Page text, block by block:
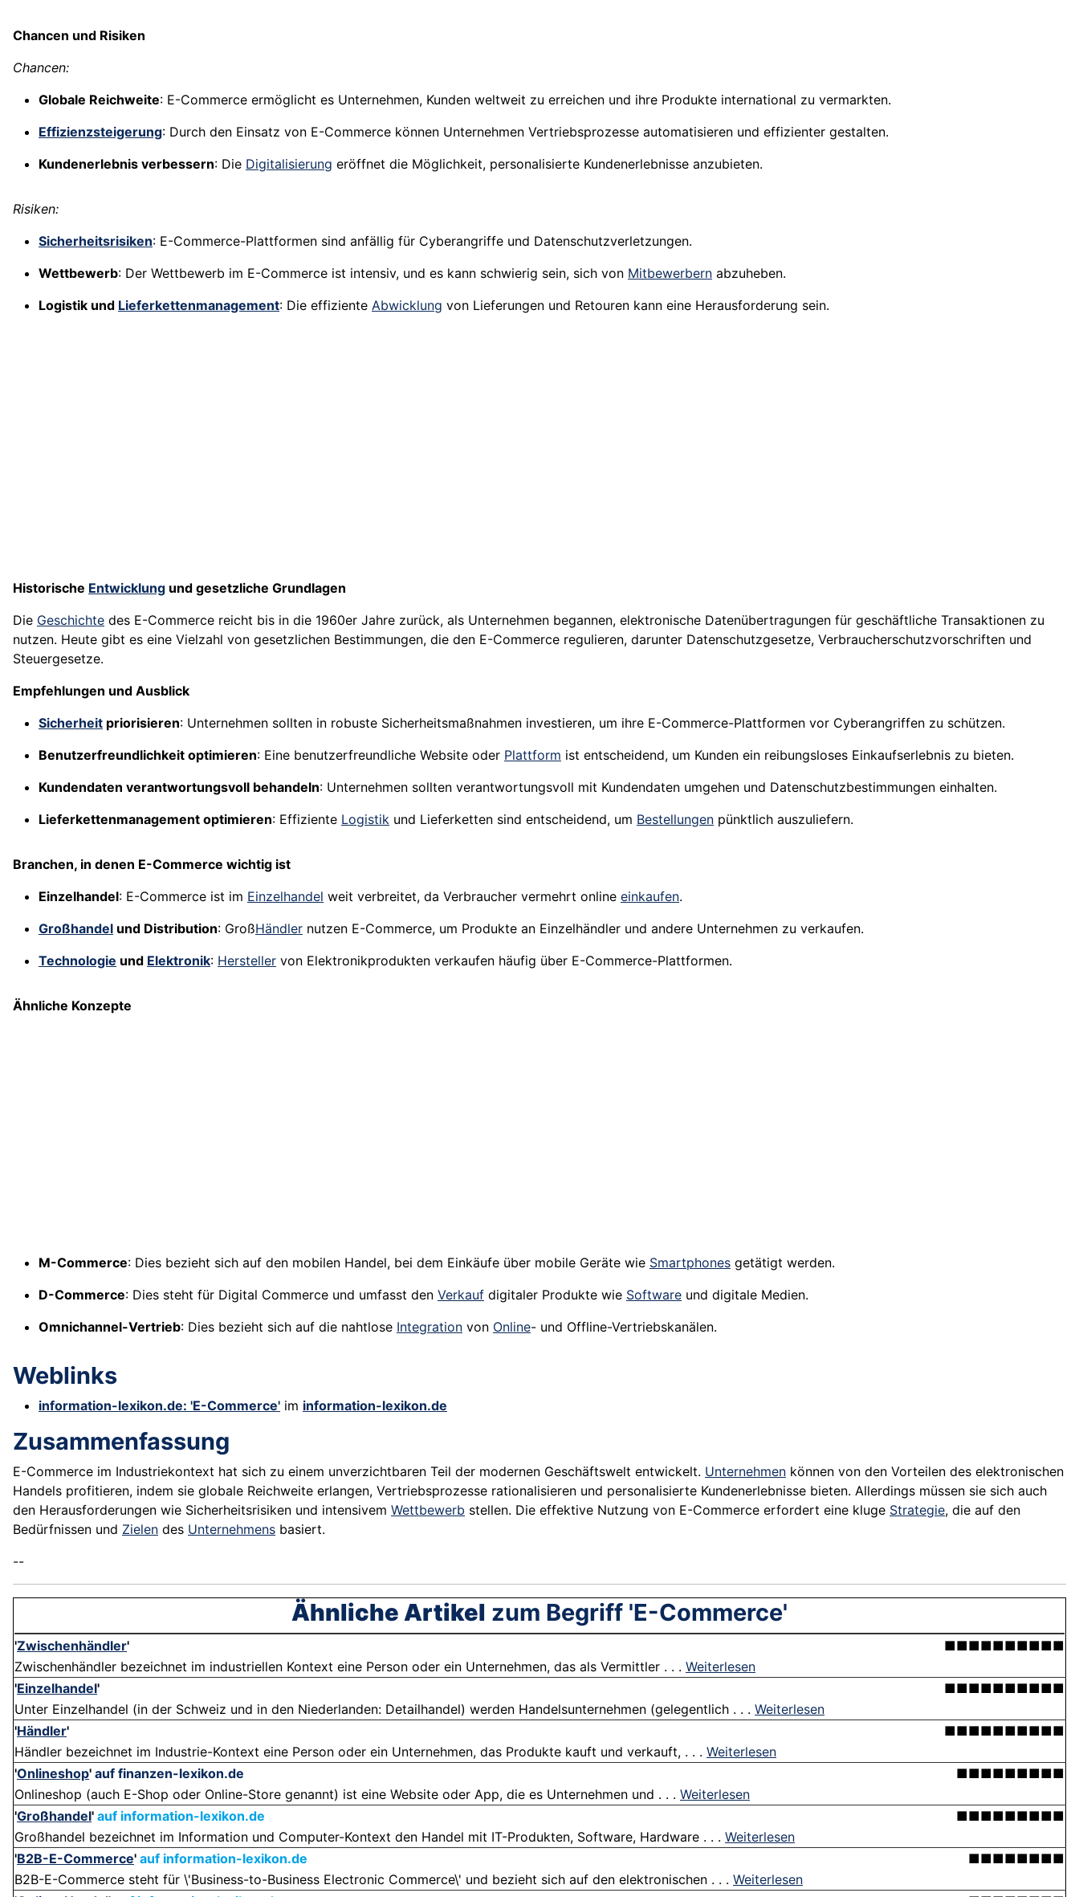
Chancen und Risiken
Chancen:
Globale Reichweite: E-Commerce ermöglicht es Unternehmen, Kunden weltweit zu erreichen und ihre Produkte international zu vermarkten.
Effizienzsteigerung: Durch den Einsatz von E-Commerce können Unternehmen Vertriebsprozesse automatisieren und effizienter gestalten.
Kundenerlebnis verbessern: Die Digitalisierung eröffnet die Möglichkeit, personalisierte Kundenerlebnisse anzubieten.
Risiken:
Sicherheitsrisiken: E-Commerce-Plattformen sind anfällig für Cyberangriffe und Datenschutzverletzungen.
Wettbewerb: Der Wettbewerb im E-Commerce ist intensiv, und es kann schwierig sein, sich von Mitbewerbern abzuheben.
Logistik und Lieferkettenmanagement: Die effiziente Abwicklung von Lieferungen und Retouren kann eine Herausforderung sein.
Historische Entwicklung und gesetzliche Grundlagen
Die Geschichte des E-Commerce reicht bis in die 1960er Jahre zurück, als Unternehmen begannen, elektronische Datenübertragungen für geschäftliche Transaktionen zu
nutzen. Heute gibt es eine Vielzahl von gesetzlichen Bestimmungen, die den E-Commerce regulieren, darunter Datenschutzgesetze, Verbraucherschutzvorschriften und
Steuergesetze.
Empfehlungen und Ausblick
Sicherheit priorisieren: Unternehmen sollten in robuste Sicherheitsmaßnahmen investieren, um ihre E-Commerce-Plattformen vor Cyberangriffen zu schützen.
Benutzerfreundlichkeit optimieren: Eine benutzerfreundliche Website oder Plattform ist entscheidend, um Kunden ein reibungsloses Einkaufserlebnis zu bieten.
Kundendaten verantwortungsvoll behandeln: Unternehmen sollten verantwortungsvoll mit Kundendaten umgehen und Datenschutzbestimmungen einhalten.
Lieferkettenmanagement optimieren: Effiziente Logistik und Lieferketten sind entscheidend, um Bestellungen pünktlich auszuliefern.
Branchen, in denen E-Commerce wichtig ist
Einzelhandel: E-Commerce ist im Einzelhandel weit verbreitet, da Verbraucher vermehrt online einkaufen.
Großhandel und Distribution: GroßHändler nutzen E-Commerce, um Produkte an Einzelhändler und andere Unternehmen zu verkaufen.
Technologie und Elektronik: Hersteller von Elektronikprodukten verkaufen häufig über E-Commerce-Plattformen.
Ähnliche Konzepte
M-Commerce: Dies bezieht sich auf den mobilen Handel, bei dem Einkäufe über mobile Geräte wie Smartphones getätigt werden.
D-Commerce: Dies steht für Digital Commerce und umfasst den Verkauf digitaler Produkte wie Software und digitale Medien.
Omnichannel-Vertrieb: Dies bezieht sich auf die nahtlose Integration von Online- und Offline-Vertriebskanälen.
Weblinks
information-lexikon.de: 'E-Commerce' im information-lexikon.de
Zusammenfassung
E-Commerce im Industriekontext hat sich zu einem unverzichtbaren Teil der modernen Geschäftswelt entwickelt. Unternehmen können von den Vorteilen des elektronischen
Handels profitieren, indem sie globale Reichweite erlangen, Vertriebsprozesse rationalisieren und personalisierte Kundenerlebnisse bieten. Allerdings müssen sie sich auch
den Herausforderungen wie Sicherheitsrisiken und intensivem Wettbewerb stellen. Die effektive Nutzung von E-Commerce erfordert eine kluge Strategie, die auf den
Bedürfnissen und Zielen des Unternehmens basiert.
--
Ähnliche Artikel zum Begriff 'E-Commerce'
'Zwischenhändler'
■■■■■■■■■■
Zwischenhändler bezeichnet im industriellen Kontext eine Person oder ein Unternehmen, das als Vermittler . . . Weiterlesen
'Einzelhandel'
■■■■■■■■■■
Unter Einzelhandel (in der Schweiz und in den Niederlanden: Detailhandel) werden Handelsunternehmen (gelegentlich . . . Weiterlesen
'Händler'
■■■■■■■■■■
Händler bezeichnet im Industrie-Kontext eine Person oder ein Unternehmen, das Produkte kauft und verkauft, . . . Weiterlesen
'Onlineshop' auf finanzen-lexikon.de
■■■■■■■■■
Onlineshop (auch E-Shop oder Online-Store genannt) ist eine Website oder App, die es Unternehmen und . . . Weiterlesen
'Großhandel' auf information-lexikon.de
■■■■■■■■■
Großhandel bezeichnet im Information und Computer-Kontext den Handel mit IT-Produkten, Software, Hardware . . . Weiterlesen
'B2B-E-Commerce' auf information-lexikon.de
■■■■■■■■
B2B-E-Commerce steht für \'Business-to-Business Electronic Commerce\' und bezieht sich auf den elektronischen . . . Weiterlesen